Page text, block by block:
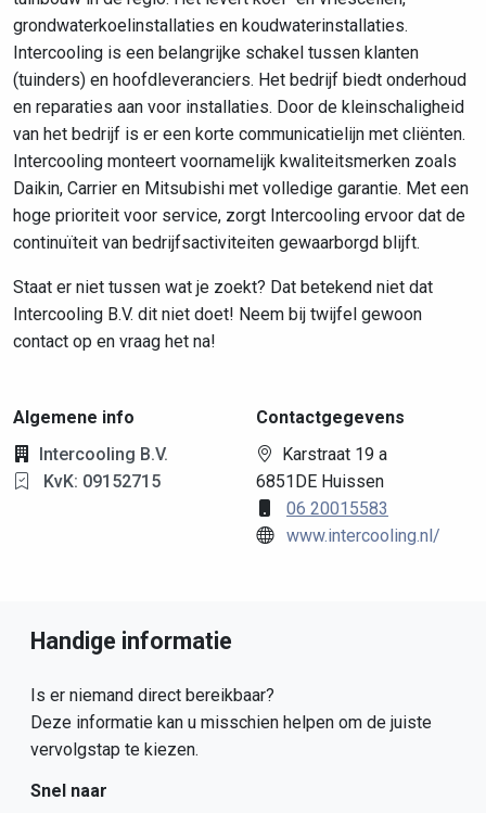
grondwaterkoelinstallaties en koudwaterinstallaties.
Intercooling is een belangrijke schakel tussen klanten
(tuinders) en hoofdleveranciers. Het bedrijf biedt onderhoud
en reparaties aan voor installaties. Door de kleinschaligheid
van het bedrijf is er een korte communicatielijn met cliënten.
Intercooling monteert voornamelijk kwaliteitsmerken zoals
Daikin, Carrier en Mitsubishi met volledige garantie. Met een
hoge prioriteit voor service, zorgt Intercooling ervoor dat de
continuïteit van bedrijfsactiviteiten gewaarborgd blijft.
Staat er niet tussen wat je zoekt? Dat betekend niet dat
Intercooling B.V. dit niet doet! Neem bij twijfel gewoon
contact op en vraag het na!
Algemene info
Intercooling B.V.
KvK: 09152715
Contactgegevens
Karstraat 19 a
6851DE Huissen
06 20015583
www.intercooling.nl/
Handige informatie
Is er niemand direct bereikbaar?
Deze informatie kan u misschien helpen om de juiste
vervolgstap te kiezen.
Snel naar